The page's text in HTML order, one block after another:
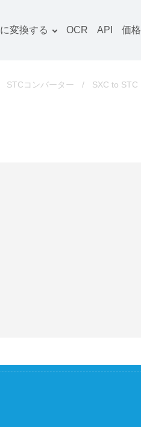
に変換する
画像 コンバーター
OCR API 価格
STCコンバーター / SXC to STC